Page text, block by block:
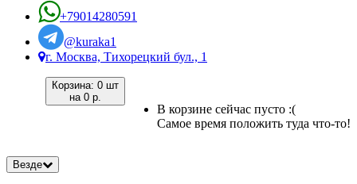
+79014280591
@kuraka1
г. Москва, Тихорецкий бул., 1
Корзина: 0 шт
на 0 р.
В корзине сейчас пусто :(
Самое время положить туда что-то!
Везде